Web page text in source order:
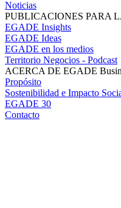
Noticias
PUBLICACIONES PARA
EGADE Insights
EGADE Ideas
EGADE en los medios
Territorio Negocios - Podcast
ACERCA DE EGADE
Propósito
Sostenibilidad e Impacto
EGADE 30
Contacto